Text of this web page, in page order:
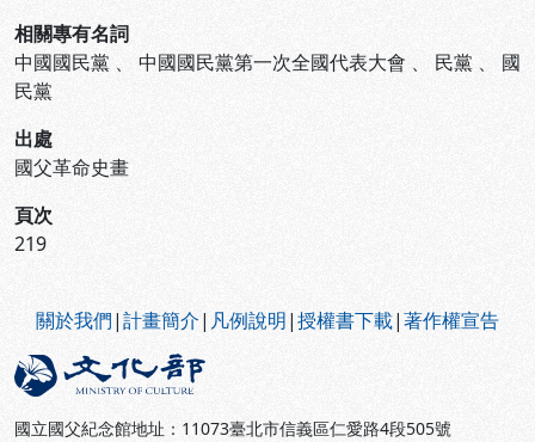
相關專有名詞
中國國民黨 、 中國國民黨第一次全國代表大會 、 民黨 、 國
民黨
出處
國父革命史畫
頁次
219
關於我們|計畫簡介| 凡例說明|授權書下載|著作權宣告
國立國父紀念館地址：11073臺北市信義區仁愛路4段505號